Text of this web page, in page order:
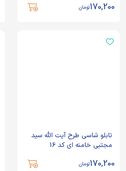
170,200تومان
تابلو شاسی طرح آیت الله سید
مجتبی خامنه ای کد 16
170,200تومان